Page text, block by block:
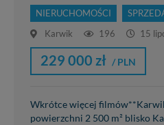
NIERUCHOMOŚCI
Karwik
196 15
229 000 zł / PLN
Wkrótce więcej filmów**Karwik
powierzchni 2 500 m² blisko